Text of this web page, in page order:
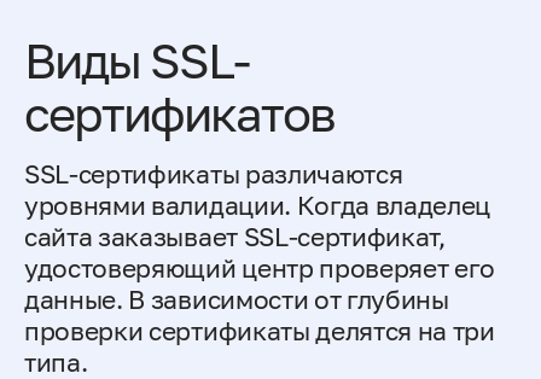
Виды SSL-
сертификатов
SSL-сертификаты различаются
уровнями валидации. Когда владелец
сайта заказывает SSL-сертификат,
удостоверяющий центр проверяет его
данные. В зависимости от глубины
проверки сертификаты делятся на три
типа.